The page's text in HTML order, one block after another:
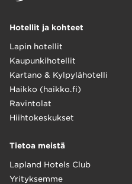
Hotellit ja kohteet
Lapin hotellit
Kaupunkihotellit
Kartano & Kylpylähotelli
Haikko (haikko.fi)
Ravintolat
Hiihtokeskukset
Tietoa meistä
Lapland Hotels Club
Yrityksemme